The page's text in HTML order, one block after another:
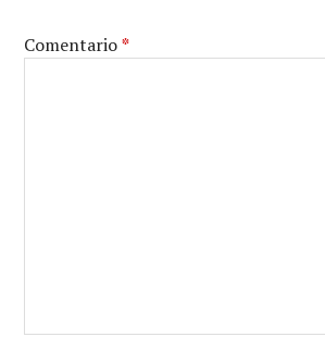
Comentario*